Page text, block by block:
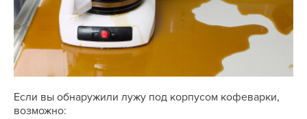
Если вы обнаружили лужу под корпусом кофеварки,
возможно: